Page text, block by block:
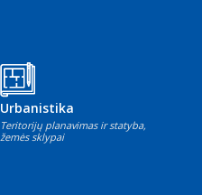
Urbanistika
Teritorijų planavimas ir statyba,
žemės sklypai